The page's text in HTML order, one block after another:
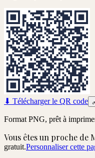
⬇ Télécharger le QR code
Format PNG, prêt à
Vous êtes un proche de
gratuit.Personnaliser cette